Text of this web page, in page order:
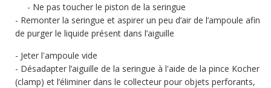
Ne pas toucher le piston de la seringue
Remonter la seringue et aspirer un peu d’air de l’ampoule afin
de purger le liquide présent dans l’aiguille
Jeter l'ampoule vide
Désadapter l’aiguille de la seringue à l'aide de la pince Kocher
(clamp) et l’éliminer dans le collecteur pour objets perforants,